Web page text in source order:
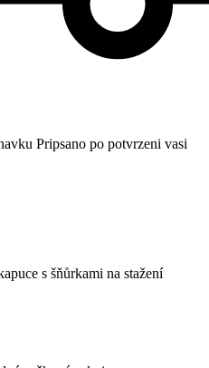
Pripsano po potvrzeni vasi
s šňůrkami na stažení